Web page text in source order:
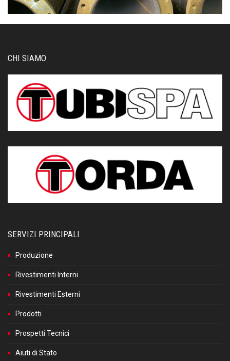
CHI SIAMO
SERVIZI PRINCIPALI
Produzione
Rivestimenti Interni
Rivestimenti Esterni
Prodotti
Prospetti Tecnici
Aiuti di Stato